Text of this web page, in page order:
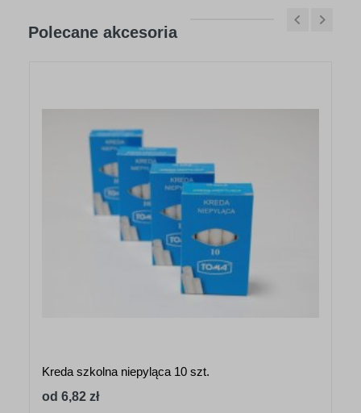
Polecane akcesoria
Kreda szkolna niepyląca 10 szt.
od 6,82 zł